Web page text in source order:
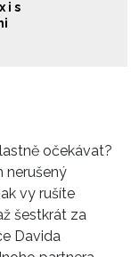
i s
očekávat?
nerušený
vy rušíte
šestkrát za
Davida